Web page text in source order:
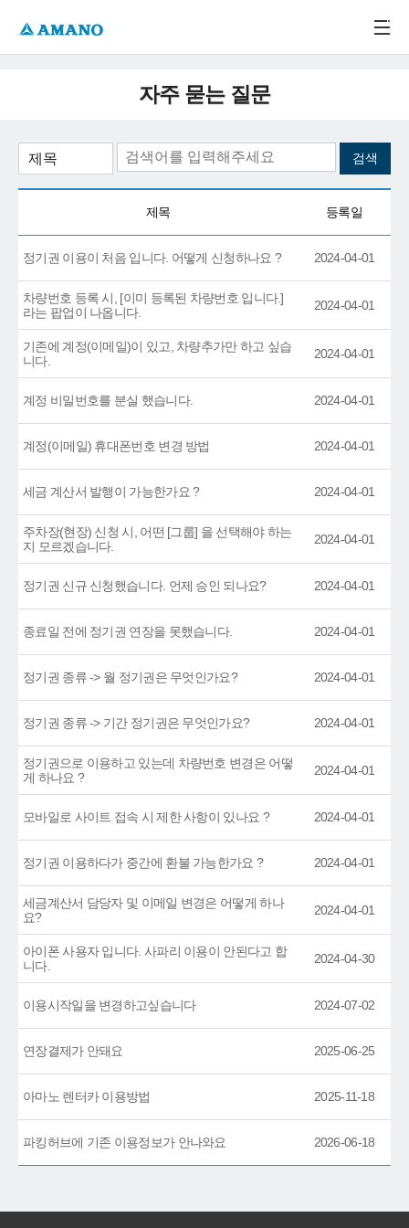
자주 묻는 질문
제목 등록일
정기권 이용이 처음 입니다. 어떻게 신청하나요 ? 2024-04-01
차량번호 등록 시, [이미 등록된 차량번호 입니다.]
라는 팝업이 나옵니다.
2024-04-01
기존에 계정(이메일)이 있고, 차량추가만 하고 싶습
니다.
2024-04-01
계정 비밀번호를 분실 했습니다. 2024-04-01
계정(이메일) 휴대폰번호 변경 방법 2024-04-01
세금 계산서 발행이 가능한가요 ? 2024-04-01
주차장(현장) 신청 시, 어떤 [그룹] 을 선택해야 하는
지 모르겠습니다.
2024-04-01
정기권 신규 신청했습니다. 언제 승인 되나요? 2024-04-01
종료일 전에 정기권 연장을 못했습니다. 2024-04-01
정기권 종류 -> 월 정기권은 무엇인가요? 2024-04-01
정기권 종류 -> 기간 정기권은 무엇인가요? 2024-04-01
정기권으로 이용하고 있는데 차량번호 변경은 어떻
게 하나요 ?
2024-04-01
모바일로 사이트 접속 시 제한 사항이 있나요 ? 2024-04-01
정기권 이용하다가 중간에 환불 가능한가요 ? 2024-04-01
세금계산서 담당자 및 이메일 변경은 어떻게 하나
요?
2024-04-01
아이폰 사용자 입니다. 사파리 이용이 안된다고 합
니다.
2024-04-30
이용시작일을 변경하고싶습니다 2024-07-02
연장결제가 안돼요 2025-06-25
아마노 렌터카 이용방법 2025-11-18
파킹허브에 기존 이용정보가 안나와요 2026-06-18